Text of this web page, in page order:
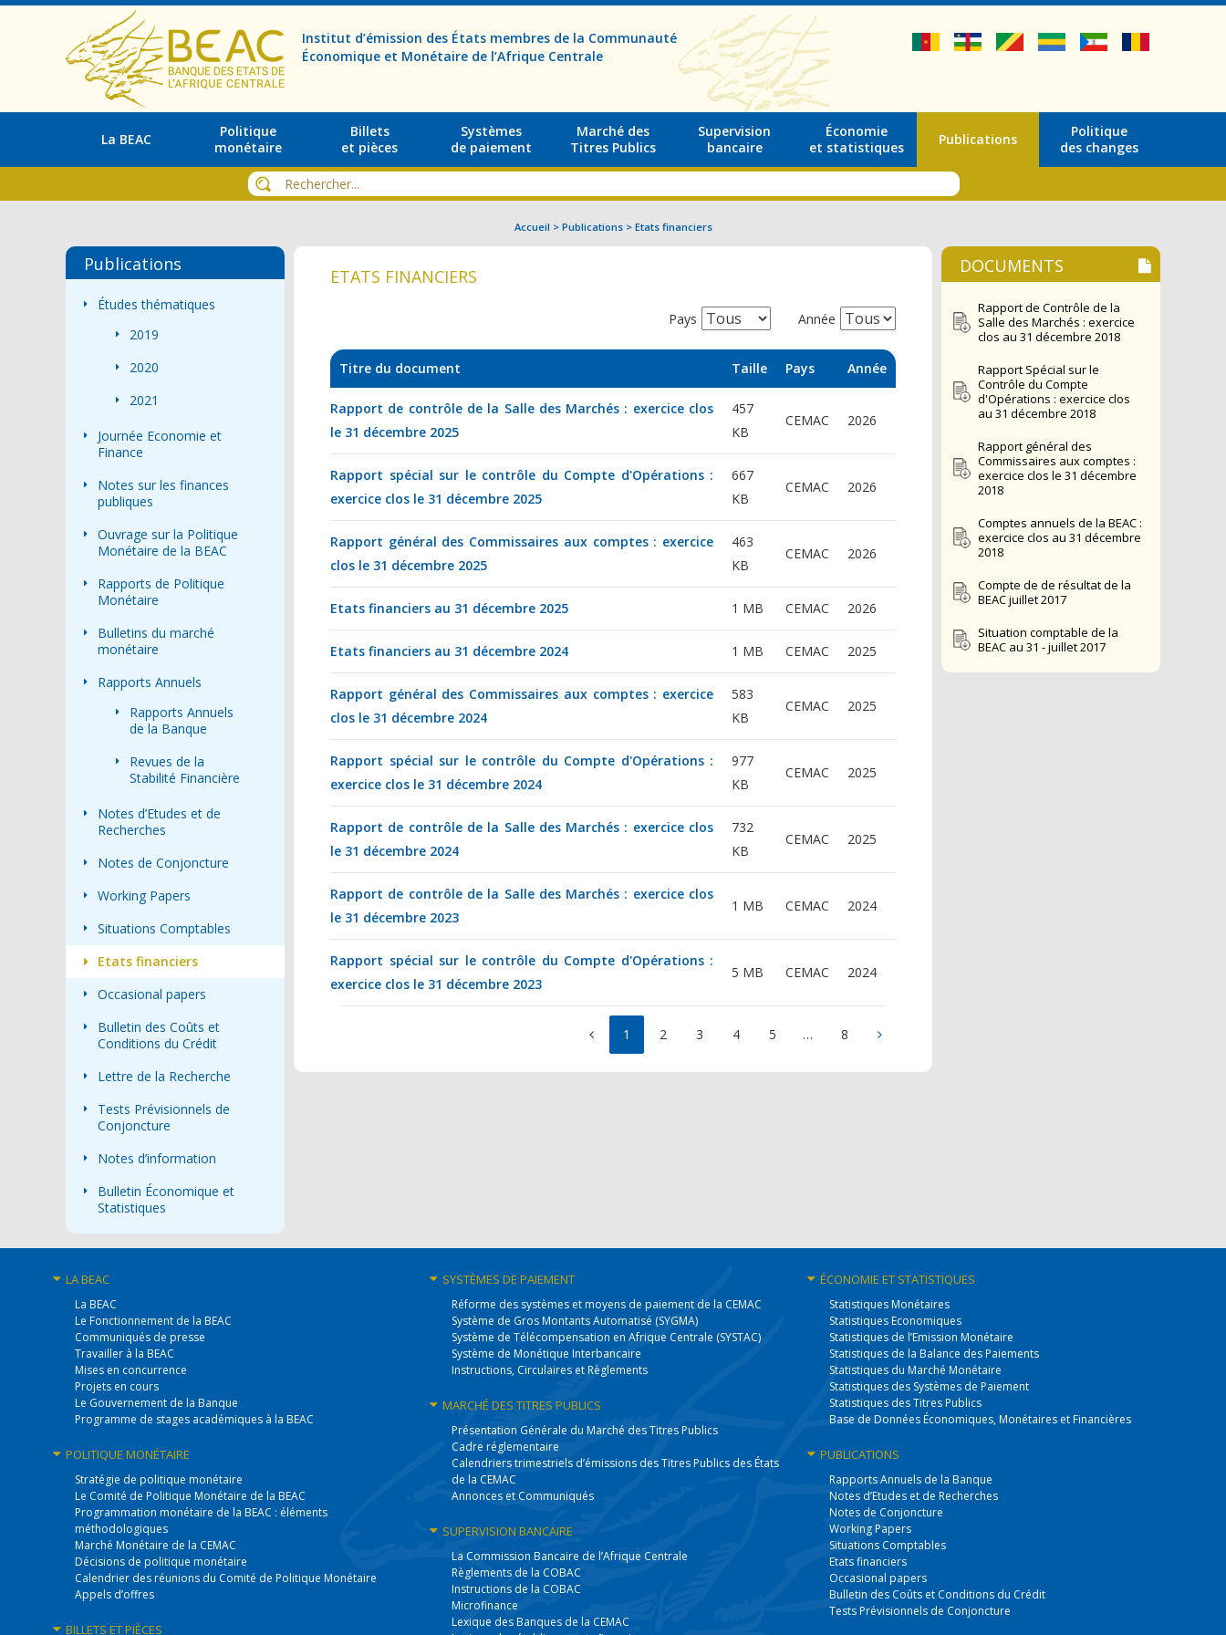
Institut d’émission des États membres de la Communauté
Économique et Monétaire de l’Afrique Centrale
La BEAC
Politique
monétaire
Billets
et pièces
Systèmes
de paiement
Marché des
Titres Publics
Supervision
bancaire
Économie
et statistiques
Publications
Politique
des changes
Accueil > Publications> Etats financiers
Publications
Études thématiques
2019
2020
2021
Journée Economie et
Finance
Notes sur les finances
publiques
Ouvrage sur la Politique
Monétaire de la BEAC
Rapports de Politique
Monétaire
Bulletins du marché
monétaire
Rapports Annuels
Rapports Annuels
de la Banque
Revues de la
Stabilité Financière
Notes d’Etudes et de
Recherches
Notes de Conjoncture
Working Papers
Situations Comptables
Etats financiers
Occasional papers
Bulletin des Coûts et
Conditions du Crédit
Lettre de la Recherche
Tests Prévisionnels de
Conjoncture
Notes d’information
Bulletin Économique et
Statistiques
ETATS FINANCIERS
Pays Année
Titre du document Taille Pays Année
Rapport de contrôle de la Salle des Marchés : exercice clos
le 31 décembre 2025
457
KB
CEMAC 2026
Rapport spécial sur le contrôle du Compte d'Opérations :
exercice clos le 31 décembre 2025
667
KB
CEMAC 2026
Rapport général des Commissaires aux comptes : exercice
clos le 31 décembre 2025
463
KB
CEMAC 2026
Etats financiers au 31 décembre 2025 1 MB CEMAC 2026
Etats financiers au 31 décembre 2024 1 MB CEMAC 2025
Rapport général des Commissaires aux comptes : exercice
clos le 31 décembre 2024
583
KB
CEMAC 2025
Rapport spécial sur le contrôle du Compte d'Opérations :
exercice clos le 31 décembre 2024
977
KB
CEMAC 2025
Rapport de contrôle de la Salle des Marchés : exercice clos
le 31 décembre 2024
732
KB
CEMAC 2025
Rapport de contrôle de la Salle des Marchés : exercice clos
le 31 décembre 2023
1 MB CEMAC 2024
Rapport spécial sur le contrôle du Compte d'Opérations :
exercice clos le 31 décembre 2023
5 MB CEMAC 2024
1 2 3 4 5 … 8
DOCUMENTS
Rapport de Contrôle de la
Salle des Marchés : exercice
clos au 31 décembre 2018
Rapport Spécial sur le
Contrôle du Compte
d'Opérations : exercice clos
au 31 décembre 2018
Rapport général des
Commissaires aux comptes :
exercice clos le 31 décembre
2018
Comptes annuels de la BEAC :
exercice clos au 31 décembre
2018
Compte de de résultat de la
BEAC juillet 2017
Situation comptable de la
BEAC au 31 - juillet 2017
LA BEAC
La BEAC
Le Fonctionnement de la BEAC
Communiqués de presse
Travailler à la BEAC
Mises en concurrence
Projets en cours
Le Gouvernement de la Banque
Programme de stages académiques à la BEAC
POLITIQUE MONÉTAIRE
Stratégie de politique monétaire
Le Comité de Politique Monétaire de la BEAC
Programmation monétaire de la BEAC : éléments
méthodologiques
Marché Monétaire de la CEMAC
Décisions de politique monétaire
Calendrier des réunions du Comité de Politique Monétaire
Appels d’offres
BILLETS ET PIÈCES
SYSTÈMESDE PAIEMENT
Réforme des systèmes et moyens de paiement de la CEMAC
Système de Gros Montants Automatisé (SYGMA)
Système de Télécompensation en Afrique Centrale (SYSTAC)
Système de Monétique Interbancaire
Instructions, Circulaires et Règlements
MARCHÉ DESTITRES PUBLICS
Présentation Générale du Marché des Titres Publics
Cadre réglementaire
Calendriers trimestriels d’émissions des Titres Publics des États
de la CEMAC
Annonces et Communiqués
SUPERVISIONBANCAIRE
La Commission Bancaire de l’Afrique Centrale
Règlements de la COBAC
Instructions de la COBAC
Microfinance
Lexique des Banques de la CEMAC
ÉCONOMIE ET STATISTIQUES
Statistiques Monétaires
Statistiques Economiques
Statistiques de l’Emission Monétaire
Statistiques de la Balance des Paiements
Statistiques du Marché Monétaire
Statistiques des Systèmes de Paiement
Statistiques des Titres Publics
Base de Données Économiques, Monétaires et Financières
PUBLICATIONS
Rapports Annuels de la Banque
Notes d’Etudes et de Recherches
Notes de Conjoncture
Working Papers
Situations Comptables
Etats financiers
Occasional papers
Bulletin des Coûts et Conditions du Crédit
Tests Prévisionnels de Conjoncture